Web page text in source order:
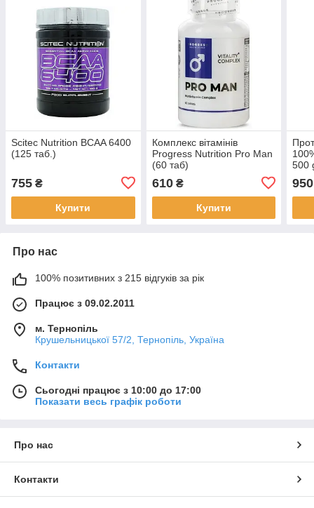
Scitec Nutrition BCAA 6400
(125 таб.)
755 ₴
Купити
Комплекс вітамінів
Progress Nutrition Pro Man
(60 таб)
610₴
Купити
500
950
Про нас
100% позитивних з 215 відгуків за рік
Працює з 09.02.2011
м. Тернопіль
Крушельницької 57/2, Тернопіль, Україна
Контакти
Сьогодні працює з 10:00 до 17:00
Показати весь графік роботи
Про нас
Контакти